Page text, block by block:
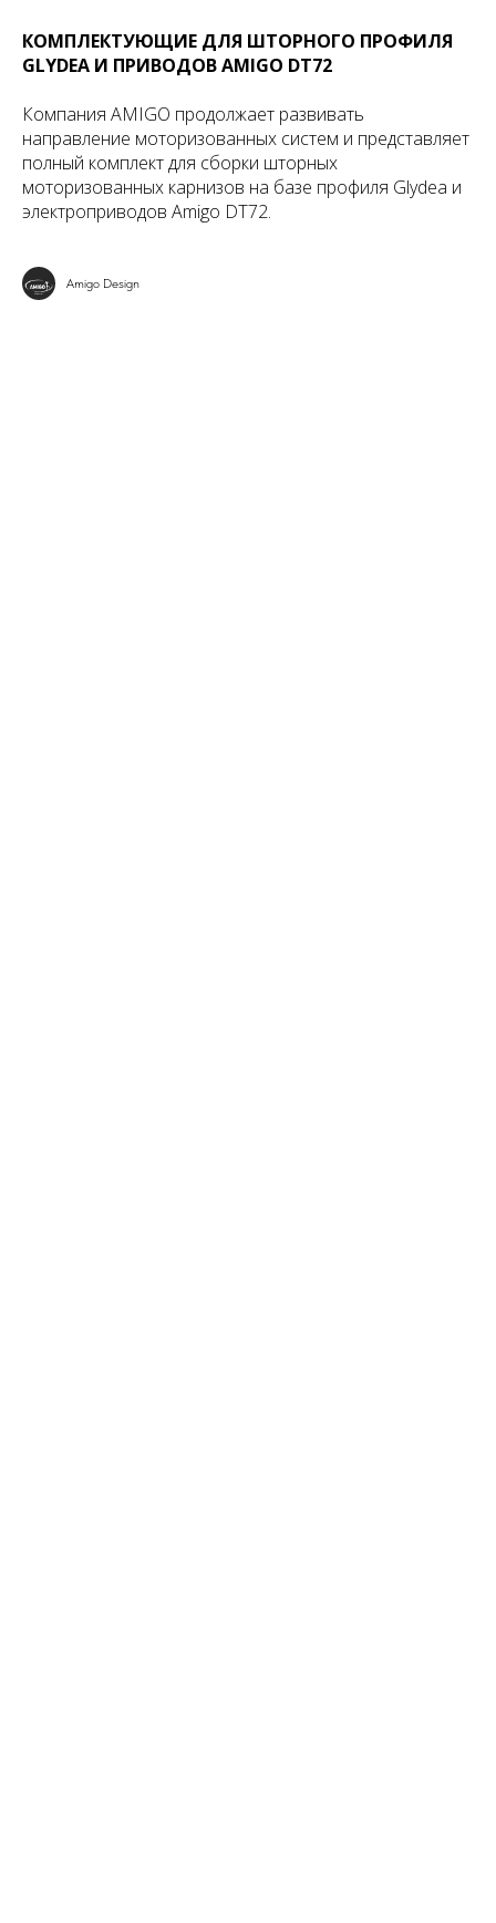
КОМПЛЕКТУЮЩИЕ ДЛЯ ШТОРНОГО ПРОФИЛЯ
GLYDEA И ПРИВОДОВ AMIGO DT72
Компания AMIGO продолжает развивать
направление моторизованных систем и представляет
полный комплект для сборки шторных
моторизованных карнизов на базе профиля Glydea и
электроприводов Amigo DT72.
Amigo Design